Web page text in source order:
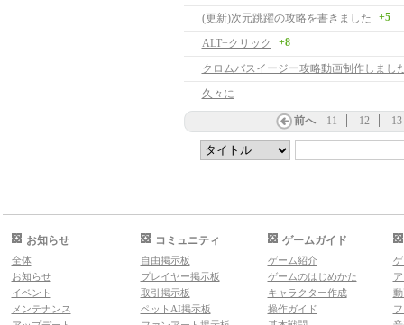
(更新)次元跳躍の攻略を書きました +5
ALT+クリック +8
クロムバスイージー攻略動画制作しまし
久々に
前へ 11 12 13
お知らせ
全体
お知らせ
イベント
メンテナンス
コミュニティ
自由掲示板
プレイヤー掲示板
取引掲示板
ペットAI掲示板
ゲームガイド
ゲーム紹介
ゲームのはじめかた
キャラクター作成
操作ガイド